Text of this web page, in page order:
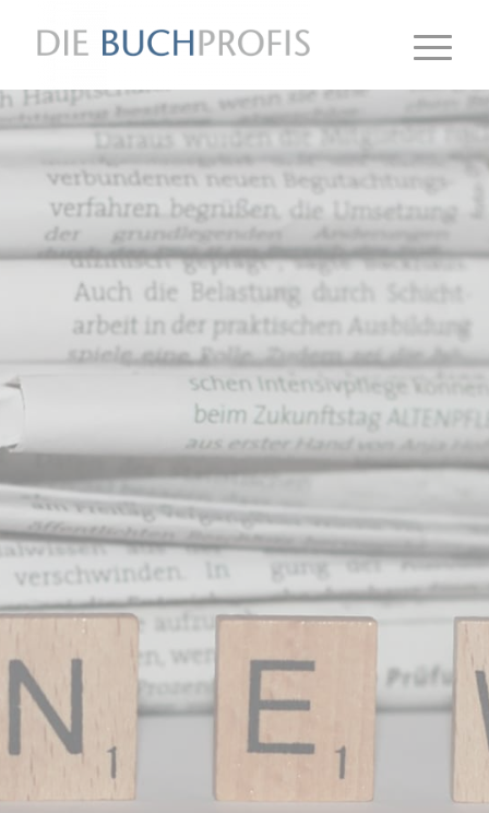
Was Sie bei der
Pressearbeit zu
Ihrem Buch